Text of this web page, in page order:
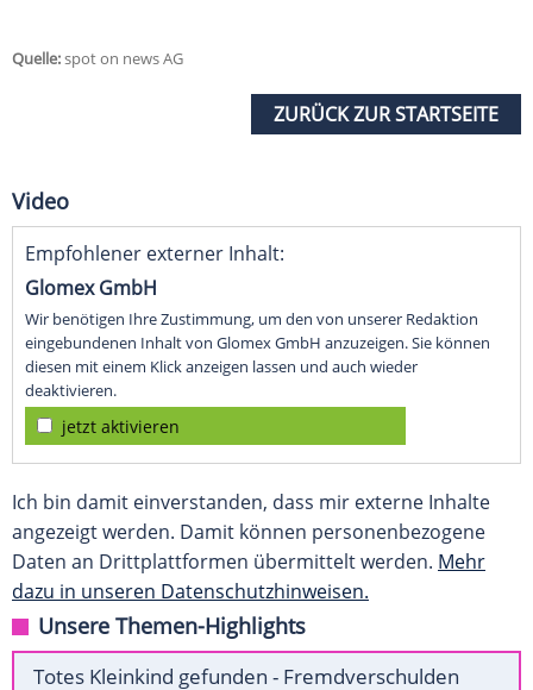
Quelle:spot on news AG
ZURÜCK ZUR STARTSEITE
Video
Empfohlener externer Inhalt:
Glomex GmbH
Wir benötigen Ihre Zustimmung, um den von unserer Redaktion
eingebundenen Inhalt von Glomex GmbH anzuzeigen. Sie können
diesen mit einem Klick anzeigen lassen und auch wieder
deaktivieren.
jetzt aktivieren
Ich bin damit einverstanden, dass mir externe Inhalte
angezeigt werden. Damit können personenbezogene
Daten an Drittplattformen übermittelt werden. Mehr
dazu in unseren Datenschutzhinweisen.
Unsere Themen-Highlights
Totes Kleinkind gefunden - Fremdverschulden